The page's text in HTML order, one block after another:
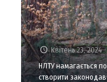
Квітень 23, 2024
НЛТУ намагається
створити